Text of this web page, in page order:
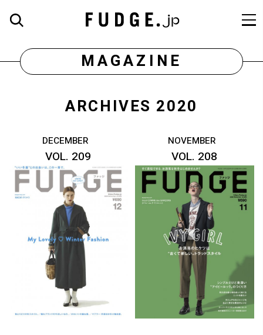
MAGAZINE
ARCHIVES 2020
DECEMBER
VOL. 209
NOVEMBER
VOL. 208